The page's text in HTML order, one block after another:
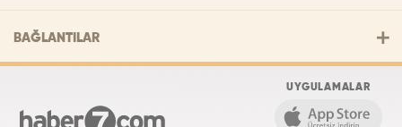
BAĞLANTILAR
UYGULAMALAR